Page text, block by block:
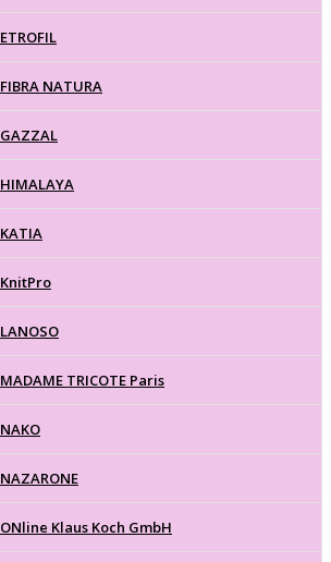
ETROFIL
FIBRA NATURA
GAZZAL
HIMALAYA
KATIA
KnitPro
LANOSO
MADAME TRICOTE Paris
NAKO
NAZARONE
ONline Klaus Koch GmbH